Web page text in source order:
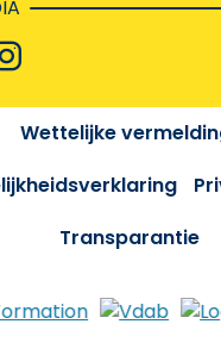
Wettelijke
Transparantie